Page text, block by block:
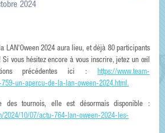
2024
LAN'Oween 2024 aura lieu, et déjà 80 participants
vous hésitez encore à vous inscrire, jetez un œil
précédentes ici : https://www.team-
un-apercu-de-la-lan-oween-2024.html.
des tournois, elle est désormais disponible :
2024/10/07/actu-764-lan-oween-2024-les-